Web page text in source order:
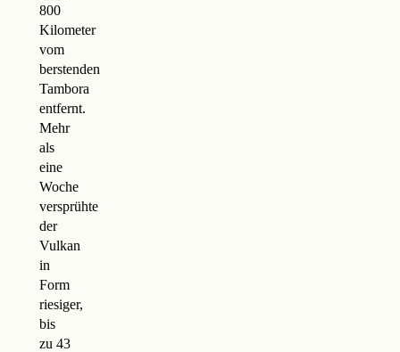
800
Kilometer
vom
berstenden
Tambora
entfernt.
Mehr
als
eine
Woche
versprühte
der
Vulkan
in
Form
riesiger,
bis
zu 43